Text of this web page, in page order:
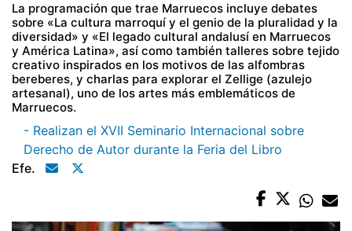
La programación que trae Marruecos incluye debates
sobre «La cultura marroquí y el genio de la pluralidad y la
diversidad» y «El legado cultural andalusí en Marruecos
y América Latina», así como también talleres sobre tejido
creativo inspirados en los motivos de las alfombras
bereberes, y charlas para explorar el Zellige (azulejo
artesanal), uno de los artes más emblemáticos de
Marruecos.
- Realizan el XVII Seminario Internacional sobre
Derecho de Autor durante la Feria del Libro
Efe.